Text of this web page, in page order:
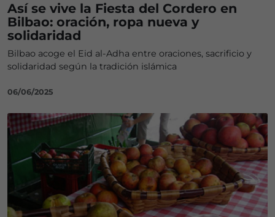
Así se vive la Fiesta del Cordero en
Bilbao: oración, ropa nueva y
solidaridad
Bilbao acoge el Eid al-Adha entre oraciones, sacrificio y
solidaridad según la tradición islámica
06/06/2025